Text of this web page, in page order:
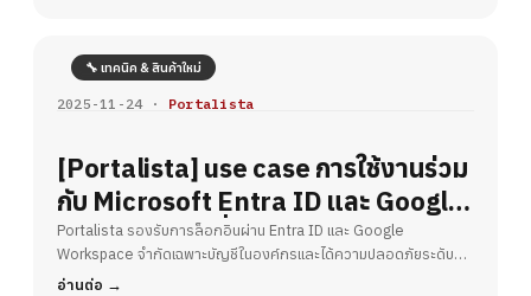
🔧 เทคนิค & สินค้าใหม่
2025-11-24 · Portalista
[Portalista] use case การใช้งานร่วม
กับ Microsoft Entra ID และ Google
Workspace เพื่อยกระดับความ
ปลอดภัยในออฟฟิศ
Portalista รองรับการล็อกอินผ่าน Entra ID และ Google
Workspace จำกัดเฉพาะบัญชีในองค์กรและได้ความปลอดภัยระดับ
บริษัทจาก 2FA/MFA ทันที
อ่านต่อ